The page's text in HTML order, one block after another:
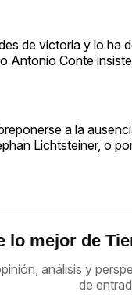
de victoria y lo
Antonio Conte
a la
Lichtsteiner, o
lo mejor de
análisis y
de